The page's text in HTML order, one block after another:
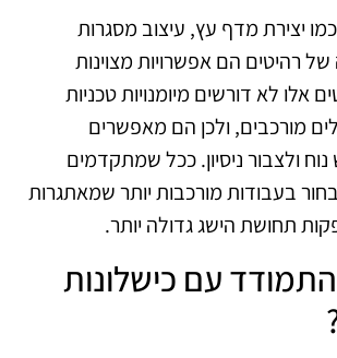
יצירת מדף עץ, עיצוב מסגרות
רהיטים הם אפשרויות מצוינות
אלו לא דורשים מיומנויות טכניות
מורכבים, ולכן הם מאפשרים
ולצבור ניסיון. ככל שמתקדמים
בעבודות מורכבות יותר שמאתגרות
תחושת הישג גדולה יותר.
עם כישלונות